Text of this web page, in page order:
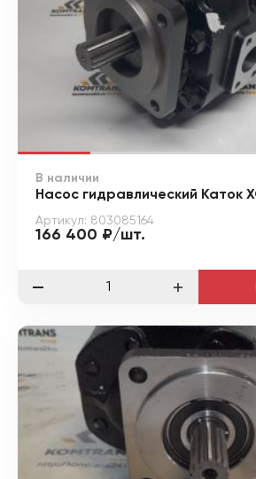
В наличии
Насос гидравлический Каток
Артикул: 803085164
166 400 ₽/шт.